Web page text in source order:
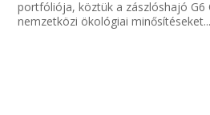
portfóliója, köztük a zászlóshajó G6
nemzetközi ökológiai minősítéseket...